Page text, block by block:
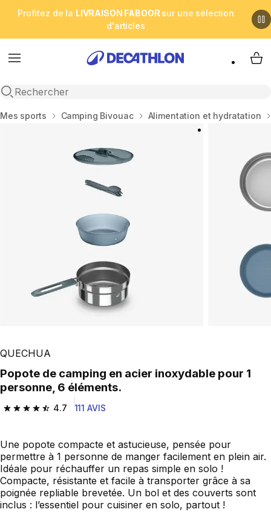
Profitez de la LIVRAISON FABOOR sur une sélection
d'articles
Menu
Open search
My
Accueil
Mes sports Camping Bivouac Alimentation et hydratation
QUECHUA
Popote de camping en acier inoxydable pour 1
personne, 6 éléments.
4.7
4.7 out of 5 stars from 111 reviews
111 AVIS
Une popote compacte et astucieuse, pensée pour
permettre à 1 personne de manger facilement en plein air.
Idéale pour réchauffer un repas simple en solo !
Compacte, résistante et facile à transporter grâce à sa
poignée repliable brevetée. Un bol et des couverts sont
inclus : l’essentiel pour cuisiner en solo, partout !